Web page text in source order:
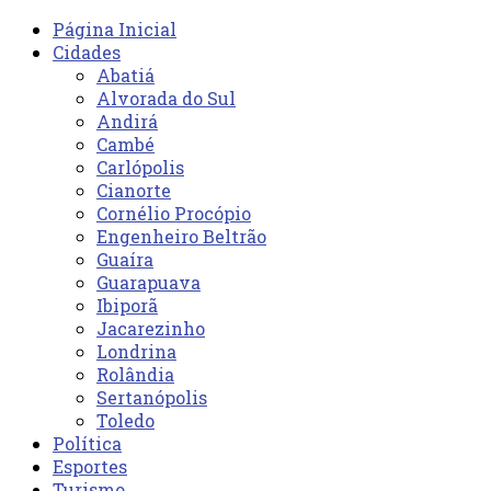
Página Inicial
Cidades
Abatiá
Alvorada do Sul
Andirá
Cambé
Carlópolis
Cianorte
Cornélio Procópio
Engenheiro Beltrão
Guaíra
Guarapuava
Ibiporã
Jacarezinho
Londrina
Rolândia
Sertanópolis
Toledo
Política
Esportes